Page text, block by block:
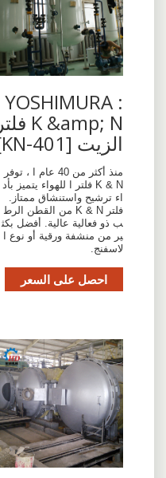
YOSHIMURA :
K &amp; N فلتر
الزيت [KN-401]
منذ أكثر من 40 عام ا ، توفر
K & N فلتر ا للهواء يتميز بأد
اء ترشيح واستنشاق ممتاز.
فلتر K & N من القطن الرط
ب ذو فعالية عالية. أفضل بكث
ير من منشفة ورقية أو نوع ا
لاسفنج.
احصل على السعر